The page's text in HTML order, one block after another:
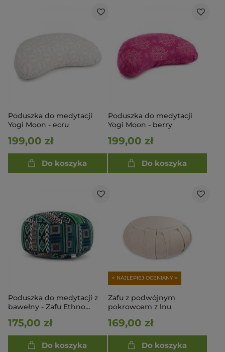
Poduszka do medytacji
Yogi Moon - ecru
199,00 zł
Do koszyka
Poduszka do medytacji
Yogi Moon - berry
199,00 zł
Do koszyka
Poduszka do medytacji z
bawełny - Zafu Ethno
175,00 zł
Do koszyka
⭐ NAJLEPIEJ OCENIANY ⭐
Zafu z podwójnym
pokrowcem z lnu
169,00 zł
Do koszyka